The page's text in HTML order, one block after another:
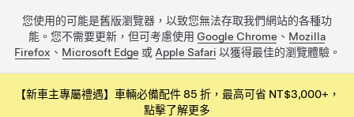
您使用的可能是舊版瀏覽器，以致您無法存取我們網站的各種功
能。您不需要更新，但可考慮使用 Google Chrome 、 Mozilla
Firefox 、 Microsoft Edge 或 Apple Safari 以獲得最佳的瀏覽體驗。
【新車主專屬禮遇】車輛必備配件 85 折，最高可省 NT$3,000+，
點擊了解更多